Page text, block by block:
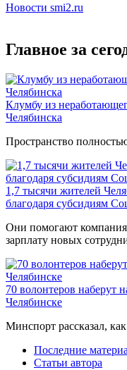
Новости smi2.ru
Главное за
Клумбу из
Челябинска
Пространство
1,7 тысячи жителей
благодаря субсидиям
Они помогают
зарплату новых
70 волонтеров наберут
Челябинске
Минспорт рассказал,
Последние
Статьи автора